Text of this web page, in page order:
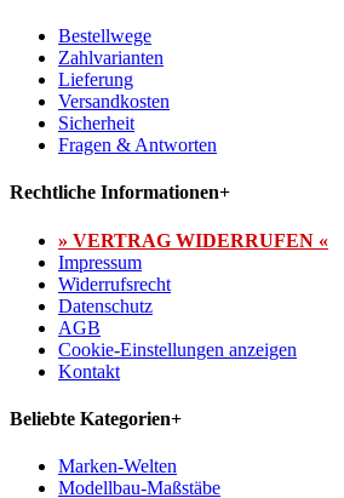
Bestellwege
Zahlvarianten
Lieferung
Versandkosten
Sicherheit
Fragen & Antworten
Rechtliche Informationen+
» VERTRAG WIDERRUFEN «
Impressum
Widerrufsrecht
Datenschutz
AGB
Cookie-Einstellungen anzeigen
Kontakt
Beliebte Kategorien+
Marken-Welten
Modellbau-Maßstäbe